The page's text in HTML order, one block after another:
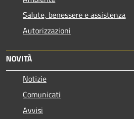
Salute, benessere e assistenza
Autorizzazioni
NOVITÀ
Notizie
Comunicati
Avvisi